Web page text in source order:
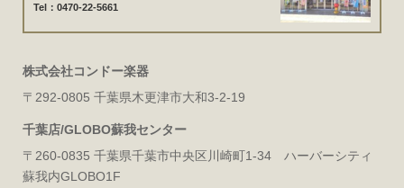
Tel：0470-22-5661
株式会社コンドー楽器
〒292-0805 千葉県木更津市大和3-2-19
千葉店/GLOBO蘇我センター
〒260-0835 千葉県千葉市中央区川崎町1-34 ハーバーシティ
蘇我内GLOBO1F